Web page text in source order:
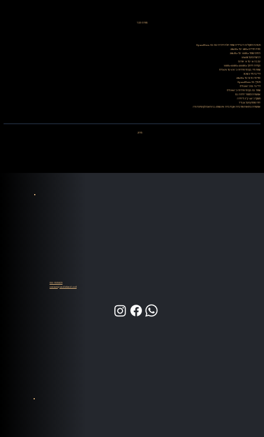
מפרט טכני
מערכת רמקולים היברידית שופר תלת דרכית עם בס SpaceHorn
טווח תדרים 18Hz עד 28kHz
תחום שופר 100Hz עד 28kHz
רגישות מעל 109dB
עכבה 18 עד 19 אוהם
נקודות חיתוך 100Hz 600Hz 4000Hz
שופר מיד בקוטר פתיחה כ־570 עד 670 מ״מ
דרייבר מיד XM3
טוויטר XT3 עד 28kHz
מערך בס SpaceHorn
דרייבר בס כ־200 מ״מ
שופר בס בקוטר פתיחה כ־950 מ״מ
אפשרות למספר יחידות בס
משקל כ־140 ק״ג ליחידה
חדר מומלץ מעל 20 מ״ר
אפשרות גרסאות פסיביות אקטיביות iTRON בהתאם לקונפיגורציה
מותג
055-9935839
contact@audioland.co.il